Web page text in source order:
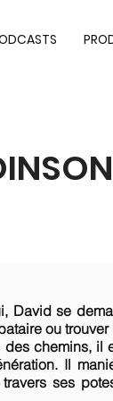
David se
ou
chemins, il
Il
ses